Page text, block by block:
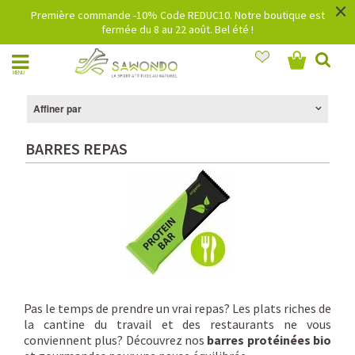
Première commande -10% Code REDUC10. Notre boutique est
fermée du 8 au 22 août. Bel été !
×
MENU
Affiner par
BARRES REPAS
Pas le temps de prendre un vrai repas? Les plats riches de
la cantine du travail et des restaurants ne vous
conviennent plus? Découvrez nos barres protéinées bio